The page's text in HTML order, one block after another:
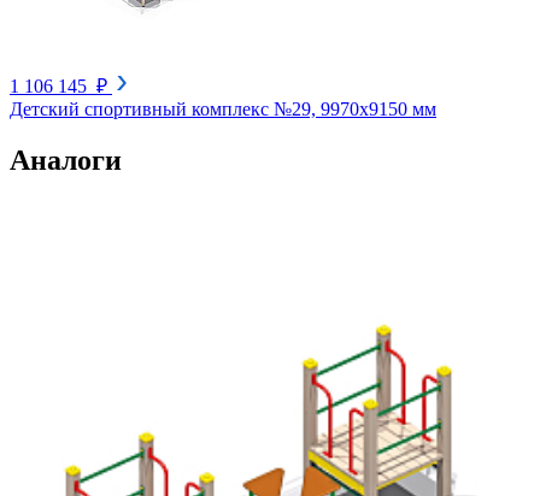
1 106 145 ₽
Детский спортивный комплекс №29, 9970х9150 мм
Аналоги